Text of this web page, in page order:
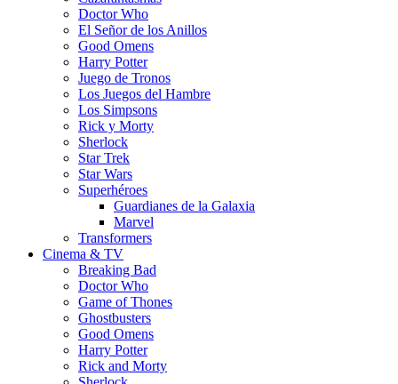
Doctor Who
El Señor de los Anillos
Good Omens
Harry Potter
Juego de Tronos
Los Juegos del Hambre
Los Simpsons
Rick y Morty
Sherlock
Star Trek
Star Wars
Superhéroes
Guardianes de la Galaxia
Marvel
Transformers
Cinema & TV
Breaking Bad
Doctor Who
Game of Thones
Ghostbusters
Good Omens
Harry Potter
Rick and Morty